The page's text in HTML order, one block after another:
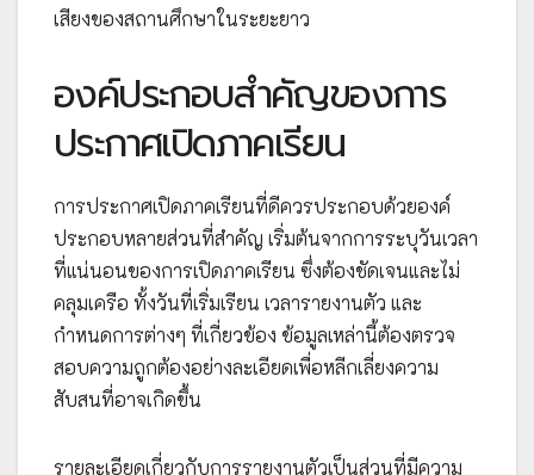
เสียงของสถานศึกษาในระยะยาว
องค์ประกอบสำคัญของการ
ประกาศเปิดภาคเรียน
การประกาศเปิดภาคเรียนที่ดีควรประกอบด้วยองค์
ประกอบหลายส่วนที่สำคัญ เริ่มต้นจากการระบุวันเวลา
ที่แน่นอนของการเปิดภาคเรียน ซึ่งต้องชัดเจนและไม่
คลุมเครือ ทั้งวันที่เริ่มเรียน เวลารายงานตัว และ
กำหนดการต่างๆ ที่เกี่ยวข้อง ข้อมูลเหล่านี้ต้องตรวจ
สอบความถูกต้องอย่างละเอียดเพื่อหลีกเลี่ยงความ
สับสนที่อาจเกิดขึ้น
รายละเอียดเกี่ยวกับการรายงานตัวเป็นส่วนที่มีความ